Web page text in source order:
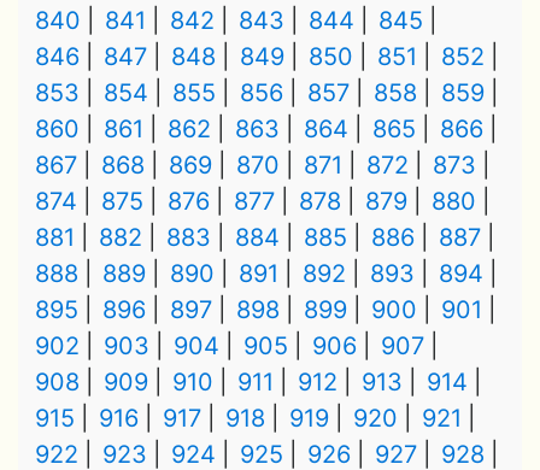
840
841 842 843 844
845
846
847 848 849 850 851
852
853
854 855 856 857 858
859
860
861 862 863 864 865
866
867
868 869 870 871 872
873
874
875 876 877 878 879
880
881
882 883 884 885 886
887
888
889 890 891 892 893
894
895
896 897 898 899 900
901
902
903 904 905 906
907
908
909 910 911 912 913
914
915
916 917 918 919 920
921
922
923 924 925 926 927
928